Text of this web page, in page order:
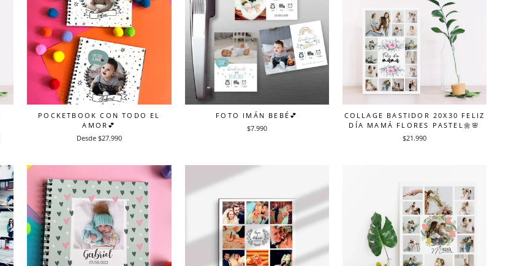
POCKETBOOK CON TODO EL
AMOR💕
Desde $27.990
FOTO IMÁN BEBÉ💕
$7.990
COLLAGE BASTIDOR 20X30 FELIZ
DÍA MAMÁ FLORES PASTEL🌼🌸
$21.990